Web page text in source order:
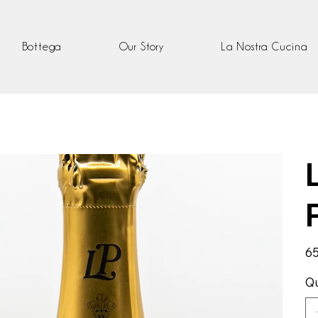
Bottega Our Story La Nostra Cucina